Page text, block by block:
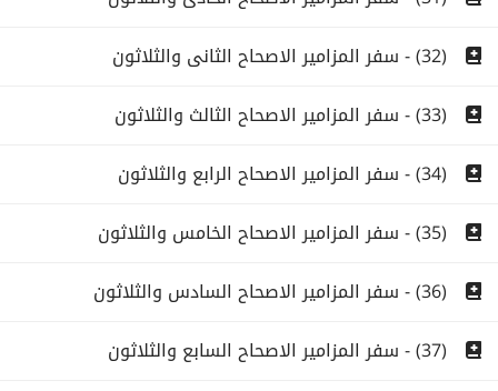
(32) - سفر المزامير الاصحاح الثانى والثلاثون
(33) - سفر المزامير الاصحاح الثالث والثلاثون
(34) - سفر المزامير الاصحاح الرابع والثلاثون
(35) - سفر المزامير الاصحاح الخامس والثلاثون
(36) - سفر المزامير الاصحاح السادس والثلاثون
(37) - سفر المزامير الاصحاح السابع والثلاثون